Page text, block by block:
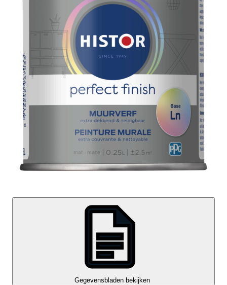
Gegevensbladen bekijken